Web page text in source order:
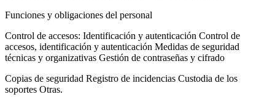
Funciones y obligaciones del personal
Control de accesos: Identificación y autenticación Control de
accesos, identificación y autenticación Medidas de seguridad
técnicas y organizativas Gestión de contraseñas y cifrado
Copias de seguridad Registro de incidencias Custodia de los
soportes Otras.